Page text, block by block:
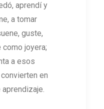
aprendí y
a tomar
guste,
joyera;
a esos
en